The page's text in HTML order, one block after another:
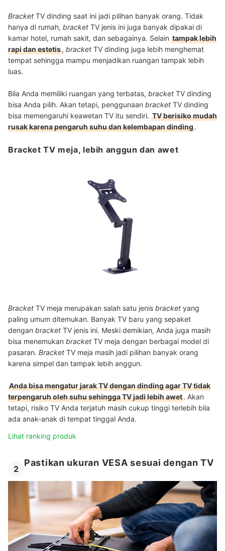
Bracket TV dinding saat ini jadi pilihan banyak orang. Tidak
hanya di rumah, bracket TV jenis ini juga banyak dipakai di
kamar hotel, rumah sakit, dan sebagainya. Selain tampak lebih
rapi dan estetis, bracket TV dinding juga lebih menghemat
tempat sehingga mampu menjadikan ruangan tampak lebih
luas.
Bila Anda memiliki ruangan yang terbatas, bracket TV dinding
bisa Anda pilih. Akan tetapi, penggunaan bracket TV dinding
bisa memengaruhi keawetan TV itu sendiri. TV berisiko mudah
rusak karena pengaruh suhu dan kelembapan dinding.
Bracket TV meja, lebih anggun dan awet
Bracket TV meja merupakan salah satu jenis bracket yang
paling umum ditemukan. Banyak TV baru yang sepaket
dengan bracket TV jenis ini. Meski demikian, Anda juga masih
bisa menemukan bracket TV meja dengan berbagai model di
pasaran. Bracket TV meja masih jadi pilihan banyak orang
karena simpel dan tampak lebih anggun.
Anda bisa mengatur jarak TV dengan dinding agar TV tidak
terpengaruh oleh suhu sehingga TV jadi lebih awet. Akan
tetapi, risiko TV Anda terjatuh masih cukup tinggi terlebih bila
ada anak-anak di tempat tinggal Anda.
Lihat ranking produk
2
Pastikan ukuran VESA sesuai dengan TV